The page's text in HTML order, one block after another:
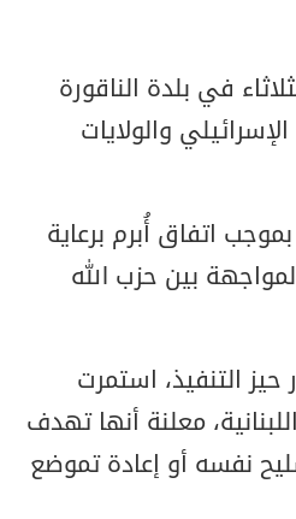
في بلدة الناقورة
والولايات
بموجب اتفاق أُبرم برعاية
بين حزب الله
التنفيذ، استمرت
معلنة أنها تهدف
نفسه أو إعادة تموضع